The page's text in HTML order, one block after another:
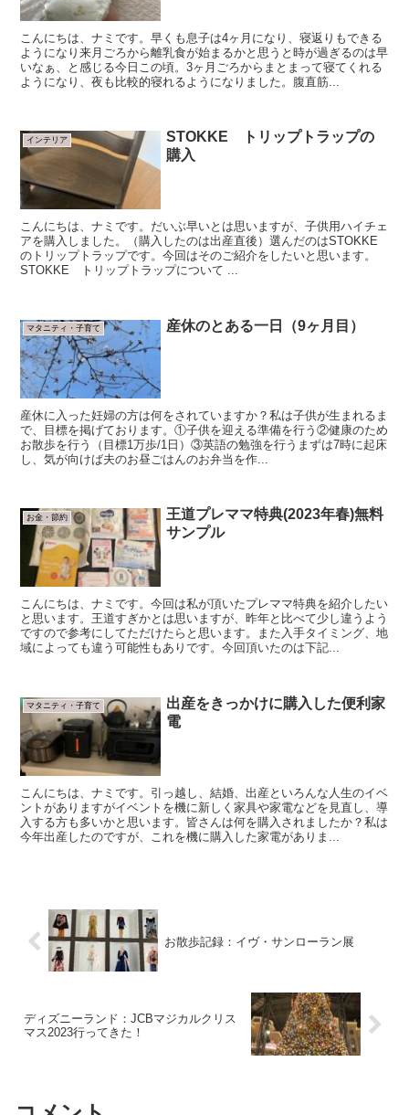
こんにちは、ナミです。早くも息子は4ヶ月になり、寝返りもできる
ようになり来月ごろから離乳食が始まるかと思うと時が過ぎるのは早
いなぁ、と感じる今日この頃。3ヶ月ごろからまとまって寝てくれる
ようになり、夜も比較的寝れるようになりました。腹直筋...
インテリア
STOKKE トリップトラップの
購入
こんにちは、ナミです。だいぶ早いとは思いますが、子供用ハイチェ
アを購入しました。（購入したのは出産直後）選んだのはSTOKKE
のトリップトラップです。今回はそのご紹介をしたいと思います。
STOKKE トリップトラップについて ...
マタニティ・子育て 産休のとある一日（9ヶ月目）
産休に入った妊婦の方は何をされていますか？私は子供が生まれるま
で、目標を掲げております。①子供を迎える準備を行う②健康のため
お散歩を行う（目標1万歩/1日）③英語の勉強を行うまずは7時に起床
し、気が向けば夫のお昼ごはんのお弁当を作...
お金・節約
王道プレママ特典(2023年春)無料
サンプル
こんにちは、ナミです。今回は私が頂いたプレママ特典を紹介したい
と思います。王道すぎかとは思いますが、昨年と比べて少し違うよう
ですので参考にしてただけたらと思います。また入手タイミング、地
域によっても違う可能性もありです。今回頂いたのは下記...
マタニティ・子育て
出産をきっかけに購入した便利家
電
こんにちは、ナミです。引っ越し、結婚、出産といろんな人生のイベ
ントがありますがイベントを機に新しく家具や家電などを見直し、導
入する方も多いかと思います。皆さんは何を購入されましたか？私は
今年出産したのですが、これを機に購入した家電がありま...
お散歩記録：イヴ・サンローラン展
ディズニーランド：JCBマジカルクリス
マス2023行ってきた！